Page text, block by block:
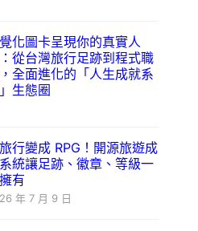
化圖卡呈現你的真實人
從台灣旅行足跡到程式職
全面進化的「人生成就系
生態圈
行變成 RPG！開源旅遊成
統讓足跡、徽章、等級一
有
年 7 月 9 日